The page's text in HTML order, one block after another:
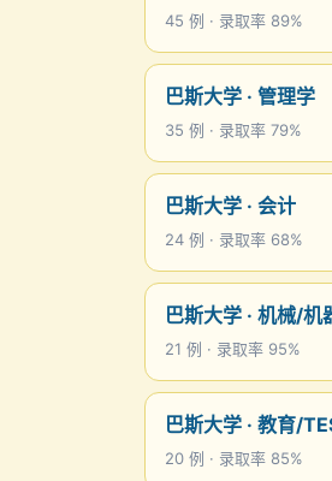
45 例 · 录取率 89%
巴斯大学 · 管理学
35 例 · 录取率 79%
巴斯大学 · 会计
24 例 · 录取率 68%
巴斯大学 · 机械/机
21 例 · 录取率 95%
巴斯大学 · 教育/
20 例 · 录取率 85%